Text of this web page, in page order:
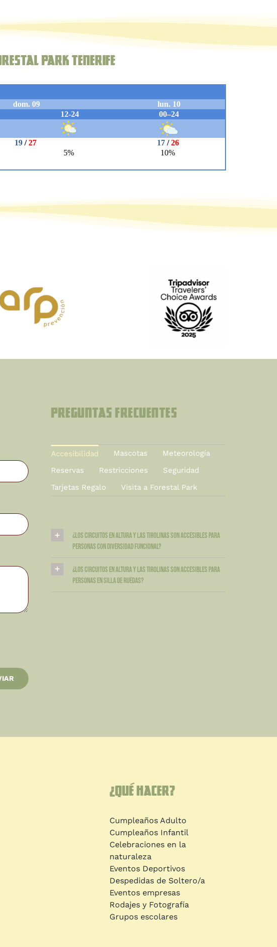
Park Tenerife
Preguntas Frecuentes
Accesibilidad Mascotas
Meteorología
Reservas
Restricciones
Seguridad
Tarjetas Regalo
Visita a Forestal Park
¿Los circuitos en altura y las tirolinas son accesibles para
personas con diversidad funcional?
¿Los circuitos en altura y las tirolinas son accesibles para
personas en silla de ruedas?
¿Qué hacer?
Cumpleaños Adulto
Cumpleaños Infantil
Celebraciones en la
naturaleza
Eventos Deportivos
Despedidas de Soltero/a
Eventos empresas
Rodajes y Fotografía
Grupos escolares